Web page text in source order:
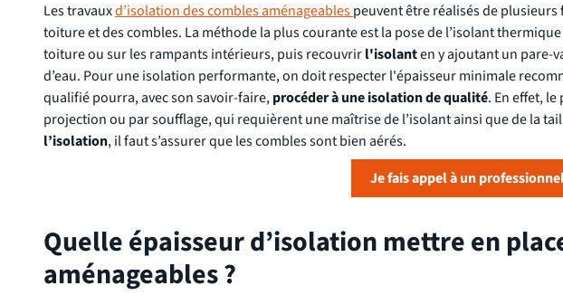
Les travauxd’isolation des combles aménageablespeuvent être réalisés de
toiture et des combles. La méthode la plus courante est la pose de l’isolant
toiture ou sur les rampants intérieurs, puis recouvrirl'isolanten y ajoutant un pare-
d’eau. Pour une isolation performante, on doit respecter l'épaisseur minimale
qualifié pourra, avec son savoir-faire,procéder à une isolation de qualité. En effet,
projection ou par soufflage, qui requièrent une maîtrise de l’isolant ainsi que de la
l’isolation, il faut s’assurer que les combles sont bien aérés.
Je fais appel à un
Quelle épaisseur d’isolation mettre en
aménageables ?